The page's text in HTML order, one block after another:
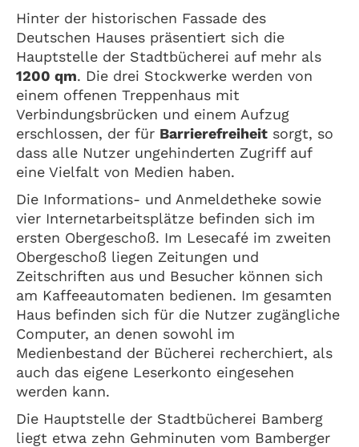
Hinter der historischen Fassade des
Deutschen Hauses präsentiert sich die
Hauptstelle der Stadtbücherei auf mehr als
1200 qm. Die drei Stockwerke werden von
einem offenen Treppenhaus mit
Verbindungsbrücken und einem Aufzug
erschlossen, der für Barrierefreiheit sorgt, so
dass alle Nutzer ungehinderten Zugriff auf
eine Vielfalt von Medien haben.
Die Informations- und Anmeldetheke sowie
vier Internetarbeitsplätze befinden sich im
ersten Obergeschoß. Im Lesecafé im zweiten
Obergeschoß liegen Zeitungen und
Zeitschriften aus und Besucher können sich
am Kaffeeautomaten bedienen. Im gesamten
Haus befinden sich für die Nutzer zugängliche
Computer, an denen sowohl im
Medienbestand der Bücherei recherchiert, als
auch das eigene Leserkonto eingesehen
werden kann.
Die Hauptstelle der Stadtbücherei Bamberg
liegt etwa zehn Gehminuten vom Bamberger